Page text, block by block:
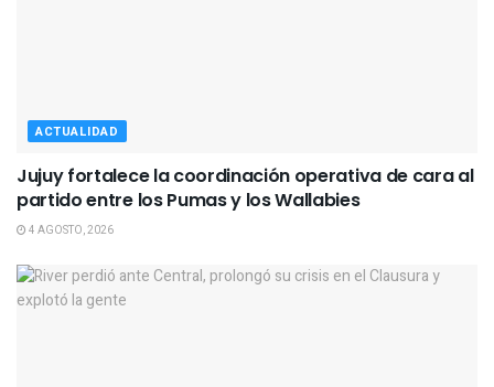
ACTUALIDAD
Jujuy fortalece la coordinación operativa de cara al
partido entre los Pumas y los Wallabies
4 AGOSTO, 2026